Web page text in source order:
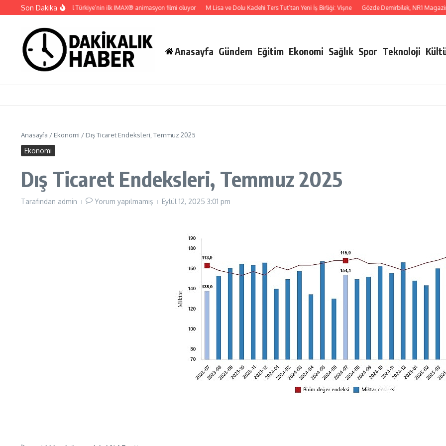
İçeriğe atlaSon Dakika
Gupi ve Gülmeyen Kral Türkiye’nin ilk IMAX® animasyon filmi oluyor M Lisa ve Dolu Kadehi Ters Tut’tan Yeni İş Birliği: Vişne Gözde Demirbilek, NR1
Anasayfa Gündem Eğitim Ekonomi Sağlık Spor Teknoloji
Anasayfa / Ekonomi / Dış Ticaret Endeksleri, Temmuz 2025
Ekonomi
Dış Ticaret Endeksleri, Temmuz 2025
Tarafından admin Yorum yapılmamış Eylül 12, 2025 3:01 pm